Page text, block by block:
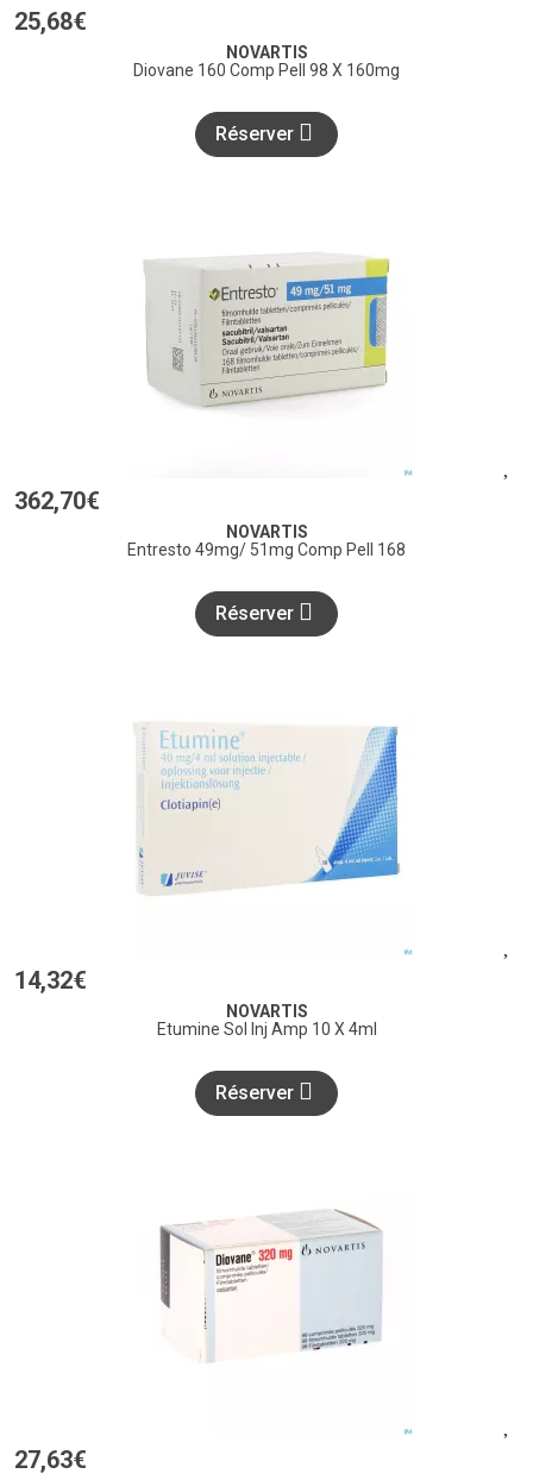
25,68€
NOVARTIS
Diovane 160 Comp Pell 98 X 160mg
Réserver
362,70€
NOVARTIS
Entresto 49mg/ 51mg Comp Pell 168
Réserver
14,32€
NOVARTIS
Etumine Sol Inj Amp 10 X 4ml
Réserver
27,63€